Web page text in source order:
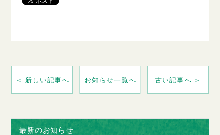
＜ 新しい記事へ お知らせ一覧へ 古い記事へ ＞
最新のお知らせ